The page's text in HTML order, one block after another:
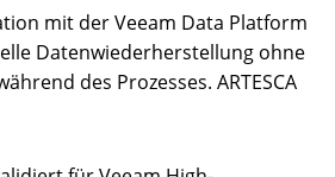
mit der Veeam Data Platform
Datenwiederherstellung ohne
des Prozesses. ARTESCA